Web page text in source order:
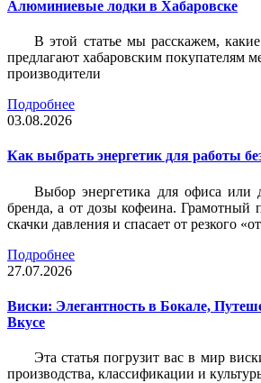
Алюминиевые лодки в Хабаровске
В этой статье мы расскажем,
предлагают хабаровским покупателям
производители
Подробнее
03.08.2026
Как выбрать энергетик для работы
Выбор энергетика для офиса или
бренда, а от дозы кофеина. Грамотный
скачки давления и спасает от резкого
Подробнее
27.07.2026
Виски: Элегантность в Бокале,
Вкусе
Эта статья погрузит вас в мир
производства, классификации и